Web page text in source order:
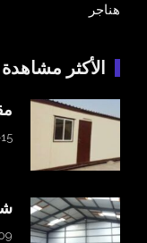
هناجر
الأكثر مشاهدة